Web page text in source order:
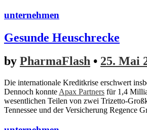
unternehmen
Gesunde Heuschrecke
by PharmaFlash • 25. Mai
Die internationale Kreditkrise erschwert
Dennoch konnte Apax Partners für 1,4
wesentlichen Teilen von zwei Trizetto-
Tennessee und der Versicherung Regence